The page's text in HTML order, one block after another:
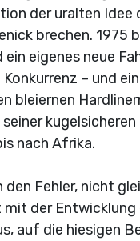
der uralten Idee
brechen.
ein eigenes neue
– und
bleiernen
nach Afrika.
den Fehler, nicht
der
auf die hiesigen